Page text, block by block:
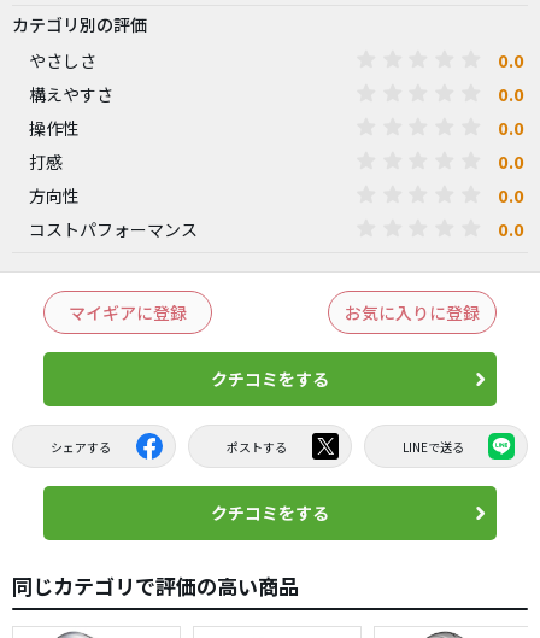
カテゴリ別の評価
やさしさ
0.0
構えやすさ 0.0
操作性 0.0
打感 0.0
方向性 0.0
コストパフォーマンス 0.0
マイギアに登録 お気に入りに登録
クチコミをする
シェアする ポストする LINEで送る
クチコミをする
同じカテゴリで評価の高い商品